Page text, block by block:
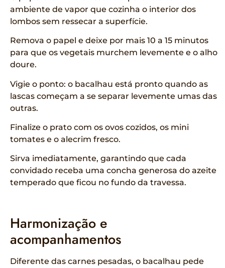
ambiente de vapor que cozinha o interior dos
lombos sem ressecar a superfície.
Remova o papel e deixe por mais 10 a 15 minutos
para que os vegetais murchem levemente e o alho
doure.
Vigie o ponto: o bacalhau está pronto quando as
lascas começam a se separar levemente umas das
outras.
Finalize o prato com os ovos cozidos, os mini
tomates e o alecrim fresco.
Sirva imediatamente, garantindo que cada
convidado receba uma concha generosa do azeite
temperado que ficou no fundo da travessa.
Harmonização e
acompanhamentos
Diferente das carnes pesadas, o bacalhau pede